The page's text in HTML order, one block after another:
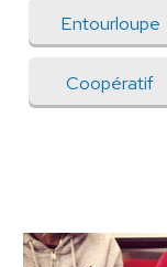
Entourloupe
Coopératif